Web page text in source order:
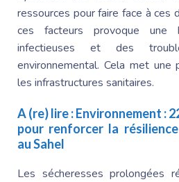
ressources pour faire face à ces
ces facteurs provoque une
infectieuses et des
environnemental. Cela met une
les infrastructures sanitaires.
A (re) lire :Environnement :
pour renforcer la
au Sahel
Les sécheresses prolongées